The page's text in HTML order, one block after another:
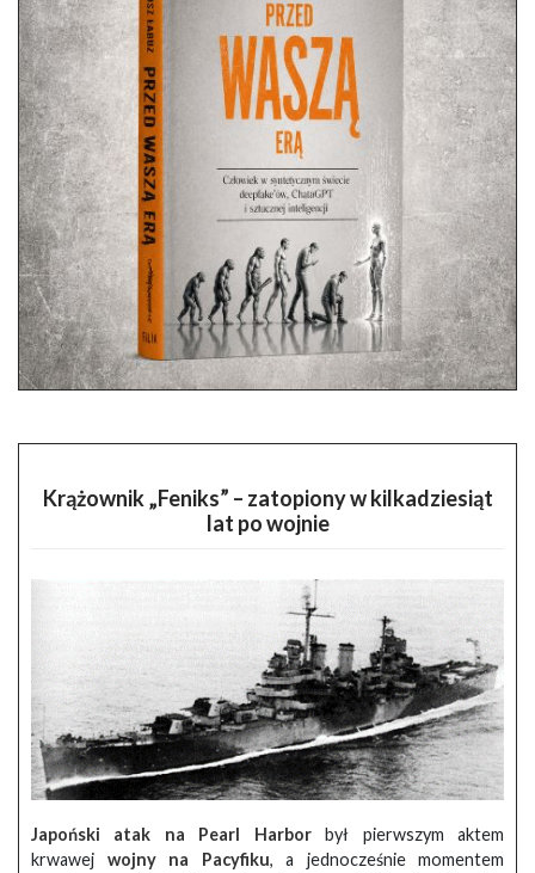
Krążownik „Feniks” – zatopiony w kilkadziesiąt
lat po wojnie
Japoński atak na Pearl Harborbył pierwszym aktem
krwawej wojny na Pacyfiku, a jednocześnie momentem